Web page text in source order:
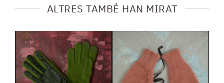
ALTRES TAMBÉ HAN MIRAT